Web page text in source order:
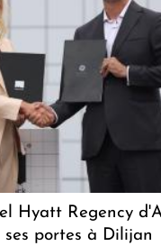
Hyatt Regency
ses portes à Dilijan